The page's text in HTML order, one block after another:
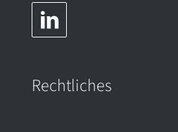
Rechtliches